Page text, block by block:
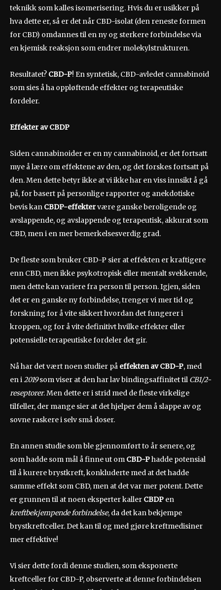
teknikk som kalles isomerisering. Hvis du er usikker på
hva dette er, så er det når CBD-isolat (den reneste formen
for CBD) omdannes til en ny og sterkere forbindelse via
en kjemisk reaksjon som endrer molekylstrukturen.
Resultatet? CBD-P! En syntetisk, CBD-avledet cannabinoid
som sies å ha oppløftende effekter og terapeutiske
fordeler.
Effekter av CBDP
Siden cannabinoider er en ny cannabinoid, er det fortsatt
mye å lære om effektene av den, og det forskes fortsatt på
den. Men dette betyr ikke at vi ikke har en viss innsikt å gå
på, for basert på personlige rapporter og anekdotiske
bevis kan CBDP-effektervære ganske beroligende og
avslappende, og avslappende og terapeutisk, akkurat som
CBD, men i en mer bemerkelsesverdig grad.
De fleste som bruker CBD-P sier at effekten er kraftigere
enn CBD, men ikke psykotropisk eller mentalt svekkende,
men dette kan variere fra person til person. Igjen, siden
det er en ganske ny forbindelse, trenger vi mer tid og
forskning for å vite sikkert hvordan det fungerer i
kroppen, og for å vite definitivt hvilke effekter eller
potensielle terapeutiske fordeler det gir.
Nå har det vært noen studier på effekten av CBD-P, med
en i2019som viser at den har lav bindingsaffinitet til CB1/2-
reseptorer. Men dette er i strid med de fleste virkelige
tilfeller, der mange sier at det hjelper dem å slappe av og
sovne raskere i selv små doser.
En annen studie som ble gjennomført to år senere, og
som hadde som mål å finne ut om CBD-Phadde potensial
til å kurere brystkreft, konkluderte med at det hadde
samme effekt som CBD, men at det var mer potent. Dette
er grunnen til at noen eksperter kaller CBDP en
kreftbekjempende forbindelse, da det kan bekjempe
brystkreftceller. Det kan til og med gjøre kreftmedisiner
mer effektive!
Vi sier dette fordi denne studien, som eksponerte
kreftceller for CBD-P, observerte at denne forbindelsen